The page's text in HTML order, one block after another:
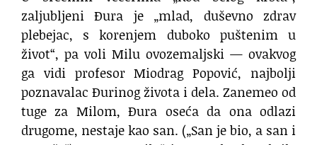
zaljubljeni Đura je „mlad, duševno zdrav
plebejac, s korenjem duboko puštenim u
život“, pa voli Milu ovozemaljski — ovakvog
ga vidi profesor Miodrag Popović, najbolji
poznavalac Đurinog života i dela. Zanemeo od
tuge za Milom, Đura oseća da ona odlazi
drugome, nestaje kao san. („San je bio, a san i